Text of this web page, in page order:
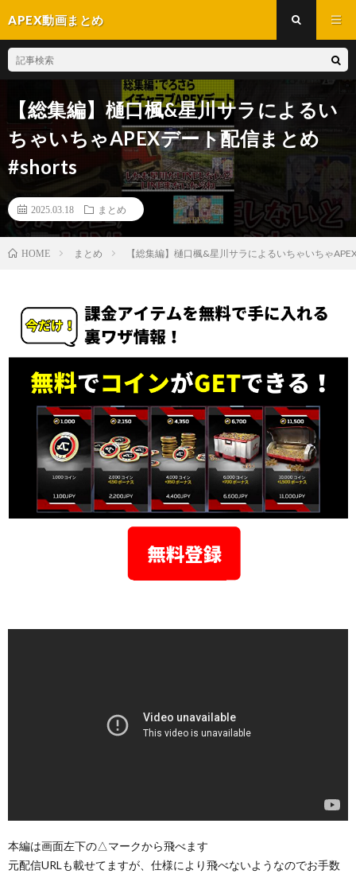
APEX動画まとめ
【総集編】樋口楓&星川サラによるい
ちゃいちゃAPEXデート配信まとめ
#shorts
2025.03.18 まとめ
HOME まとめ 【総集編】樋口楓&星川サラによるいちゃいちゃ
本編は画面左下の△マークから飛べます
元配信URLも載せてますが、仕様により飛べないようなのでお手数